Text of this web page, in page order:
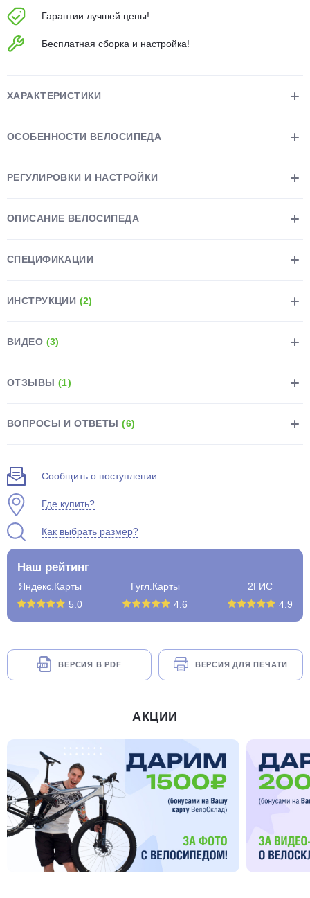
Гарантии лучшей цены!
Бесплатная сборка и настройка!
ХАРАКТЕРИСТИКИ
ОСОБЕННОСТИ ВЕЛОСИПЕДА
РЕГУЛИРОВКИ И НАСТРОЙКИ
ОПИСАНИЕ ВЕЛОСИПЕДА
СПЕЦИФИКАЦИИ
ИНСТРУКЦИИ (2)
ВИДЕО (3)
ОТЗЫВЫ (1)
ВОПРОСЫ И ОТВЕТЫ(6)
Сообщить о поступлении
Где купить?
Как выбрать размер?
Наш рейтинг
Яндекс.Карты
5.0
Гугл.Карты
4.6
2ГИС
4.9
ВЕРСИЯ В PDF ВЕРСИЯ ДЛЯ ПЕЧАТИ
АКЦИИ
Остались вопросы?